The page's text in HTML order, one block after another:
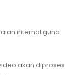
internal guna
akan diproses